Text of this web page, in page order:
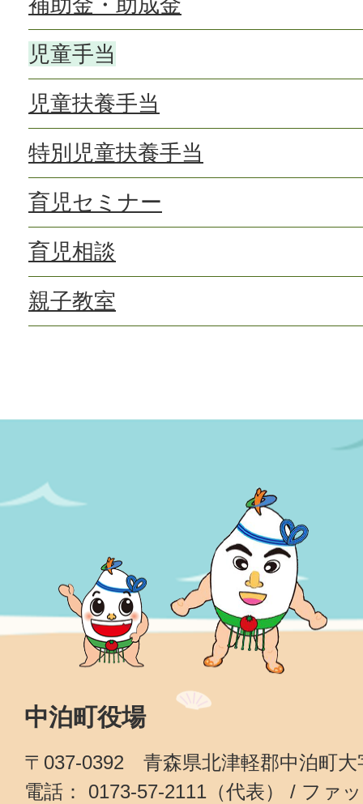
児童手当
児童扶養手当
特別児童扶養手当
育児セミナー
育児相談
親子教室
中泊町役場
〒037-0392 青森県北津軽郡中泊町大
電話： 0173-57-2111（代表） / ファ